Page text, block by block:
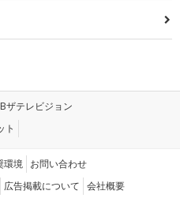
ザテレビジョン
ト
環境 お問い合わせ
広告掲載について 会社概要